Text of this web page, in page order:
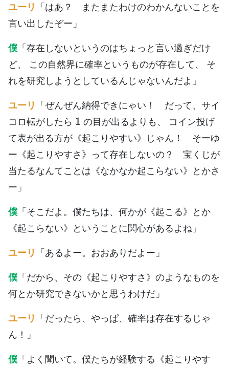
ユーリ 「はあ？ またまたわけのわかんないことを
言い出したぞー」
僕 「存在しないというのはちょっと言い過ぎだけ
ど、 この自然界に確率というものが存在して、 そ
れを研究しようとしているんじゃないんだよ」
ユーリ 「ぜんぜん納得できにゃい！ だって、サイ
コロ転がしたら
1
の目が出るよりも、 コイン投げ
て表が出る方が《起こりやすい》じゃん！ そーゆ
ー《起こりやすさ》って存在しないの？ 宝くじが
当たるなんてことは《なかなか起こらない》とかさ
ー」
僕 「そこだよ。僕たちは、何かが《起こる》とか
《起こらない》ということに関心があるよね」
ユーリ 「あるよー。おおありだよー」
僕 「だから、その《起こりやすさ》のようなものを
何とか研究できないかと思うわけだ」
ユーリ 「だったら、やっぱ、確率は存在するじゃ
ん！」
僕 「よく聞いて。僕たちが経験する《起こりやす